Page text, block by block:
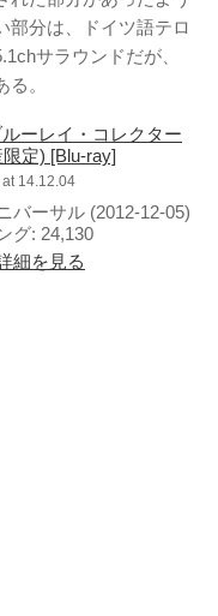
部分は、ドイツ語テロ
サラウンドだが、
。
ーレイ・コレクター
定) [Blu-ray]
at 14.12.04
バーサル (2012-12-05)
グ: 24,130
細を見る